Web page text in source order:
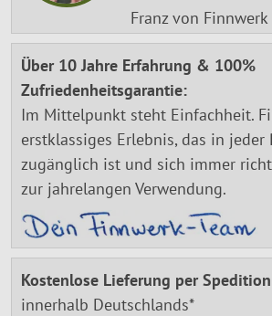
Franz von Finnwerk
Über 10 Jahre Erfahrung & 100%
Zufriedenheitsgarantie:
Im Mittelpunkt steht Einfachheit.
erstklassiges Erlebnis, das in jeder
zugänglich ist und sich immer
zur jahrelangen Verwendung.
Kostenlose Lieferung per
innerhalb Deutschlands*